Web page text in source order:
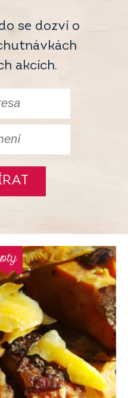
se dozví o
akcích.